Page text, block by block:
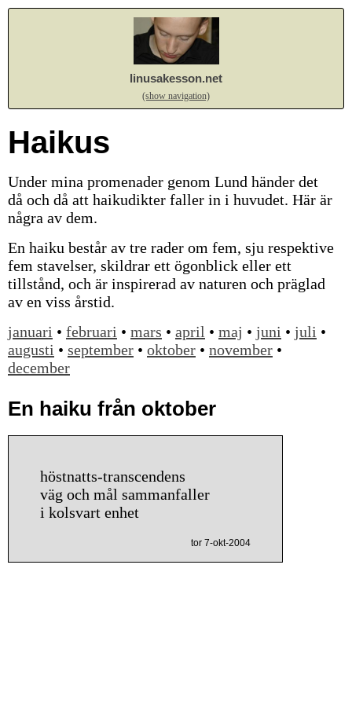
linusakesson.net
(show navigation)
Haikus
Under mina promenader genom Lund händer det
då och då att haikudikter faller in i huvudet. Här är
några av dem.
En haiku består av tre rader om fem, sju respektive
fem stavelser, skildrar ett ögonblick eller ett
tillstånd, och är inspirerad av naturen och präglad
av en viss årstid.
januari • februari • mars • april • maj • juni • juli •
augusti • september • oktober • november •
december
En haiku från oktober
höstnatts-transcendens
väg och mål sammanfaller
i kolsvart enhet
tor 7-okt-2004